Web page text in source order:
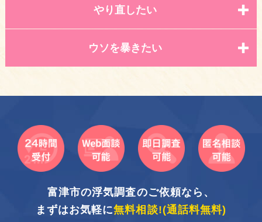
やり直したい
ウソを暴きたい
富津市の浮気調査のご依頼なら、
まずはお気軽に無料相談!(通話料無料)